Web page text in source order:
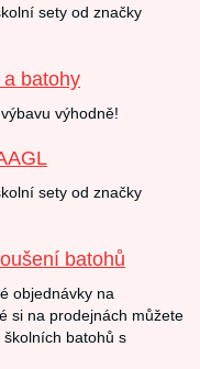
sety od značky
batohy
výhodně!
sety od značky
batohů
objednávky na
si na prodejnách můžete
batohů s